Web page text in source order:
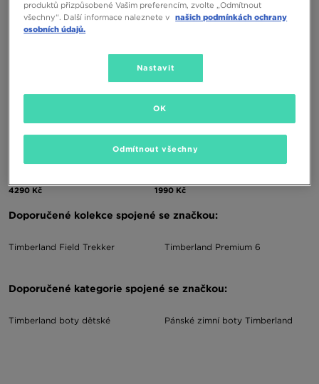
TIMBERLAND EURO SPRINT HIKER
4290 Kč
TIMBERLAND EURO SPRINT HIKER
1990 Kč
Doporučené kolekce spojené se značkou:
Timberland Field Trekker Timberland Premium 6
Doporučené kategorie spojené se značkou:
Timberland boty dětské Pánské zimní boty Timberland
produktů přizpůsobené Vašim preferencím, zvolte „Odmítnout
všechny“. Další informace naleznete v našich podmínkách ochrany
osobních údajů.
Nastavit
Odmítnout všechny
OK